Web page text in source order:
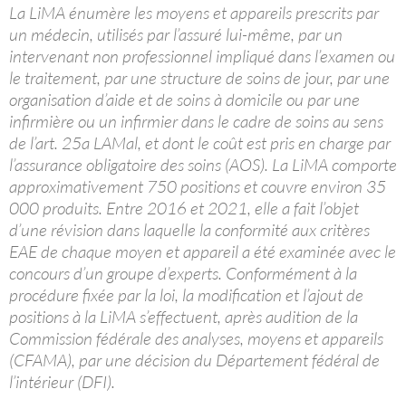
La LiMA énumère les moyens et appareils prescrits par
un médecin, utilisés par l’assuré lui-même, par un
intervenant non professionnel impliqué dans l’examen ou
le traitement, par une structure de soins de jour, par une
organisation d’aide et de soins à domicile ou par une
infirmière ou un infirmier dans le cadre de soins au sens
de l’art. 25a LAMal, et dont le coût est pris en charge par
l’assurance obligatoire des soins (AOS). La LiMA comporte
approximativement 750 positions et couvre environ 35
000 produits. Entre 2016 et 2021, elle a fait l’objet
d’une révision dans laquelle la conformité aux critères
EAE de chaque moyen et appareil a été examinée avec le
concours d’un groupe d’experts. Conformément à la
procédure fixée par la loi, la modification et l’ajout de
positions à la LiMA s’effectuent, après audition de la
Commission fédérale des analyses, moyens et appareils
(CFAMA), par une décision du Département fédéral de
l’intérieur (DFI).